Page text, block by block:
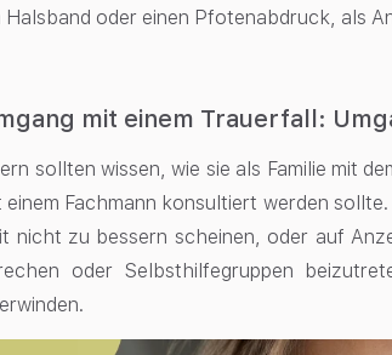
Halsband oder einen Pfotenabdruck, als
mit einem Trauerfall:
sollten wissen, wie sie als Familie mit
einem Fachmann konsultiert werden
nicht zu bessern scheinen, oder auf
oder Selbsthilfegruppen